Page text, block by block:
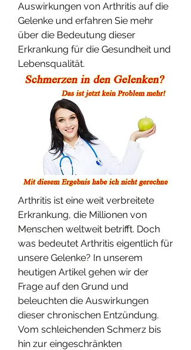
Auswirkungen von Arthritis auf die
Gelenke und erfahren Sie mehr
über die Bedeutung dieser
Erkrankung für die Gesundheit und
Lebensqualität.
Arthritis ist eine weit verbreitete
Erkrankung, die Millionen von
Menschen weltweit betrifft. Doch
was bedeutet Arthritis eigentlich für
unsere Gelenke? In unserem
heutigen Artikel gehen wir der
Frage auf den Grund und
beleuchten die Auswirkungen
dieser chronischen Entzündung.
Vom schleichenden Schmerz bis
hin zur eingeschränkten